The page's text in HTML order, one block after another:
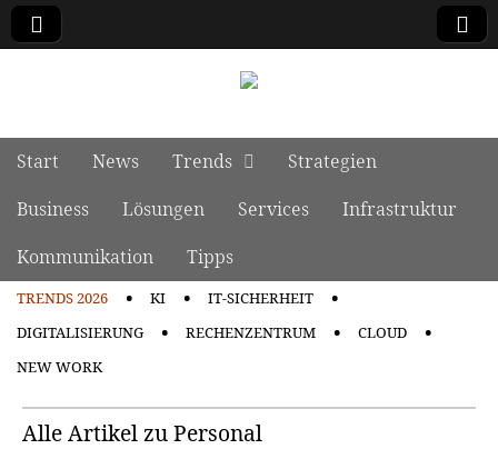
Main menu
Skip to content
Start News Trends
Strategien
Business
Lösungen Services
Infrastruktur
Kommunikation
Tipps
TRENDS 2026 KI
IT-SICHERHEIT
DIGITALISIERUNG
RECHENZENTRUM
CLOUD
NEW WORK
Alle Artikel zu Personal